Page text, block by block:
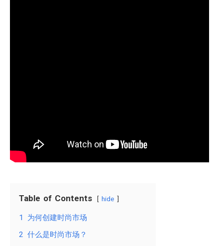
Table of Contents hide
1
为何创建时尚市场
2 什么是时尚市场？